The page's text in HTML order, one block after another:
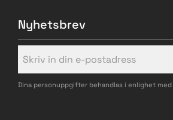
Nyhetsbrev
Dina personuppgifter behandlas i enlighet med